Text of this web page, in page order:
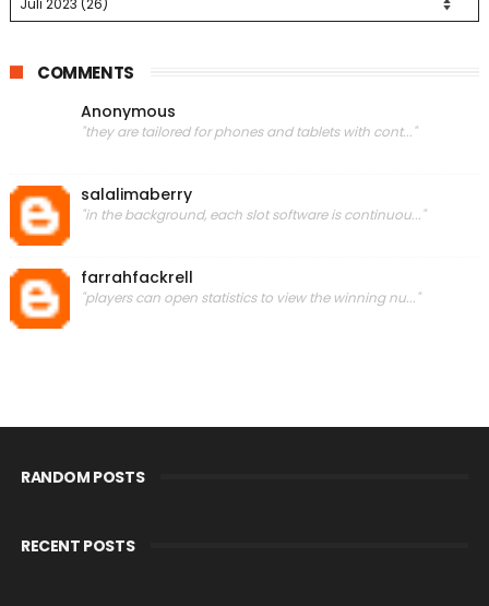
COMMENTS
Anonymous
"they are tailored for phones and tablets with cont..."
salalimaberry
"in the background, each slot software is continuou..."
farrahfackrell
"players can open statistics to view the winning nu..."
RANDOM POSTS
RECENT POSTS